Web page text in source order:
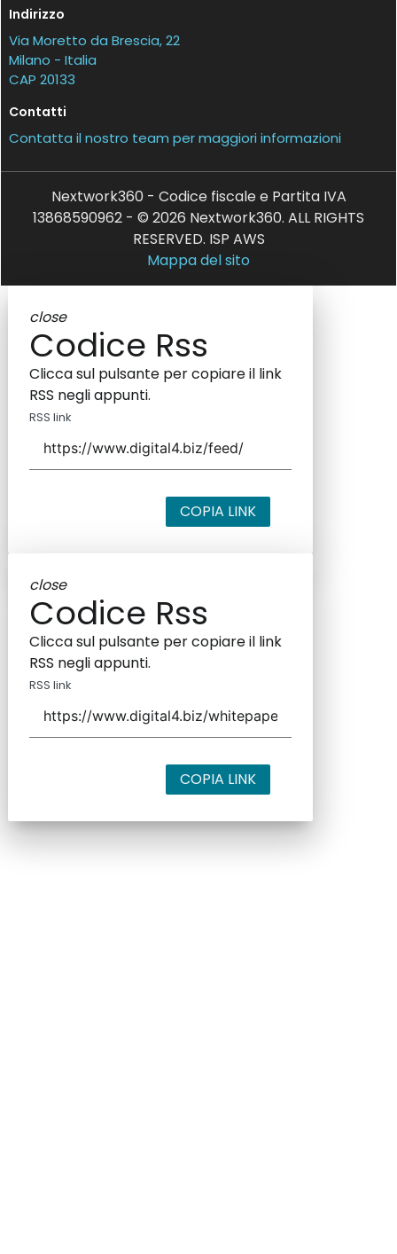
Indirizzo
Via Moretto da Brescia, 22
Milano - Italia
CAP 20133
Contatti
Contatta il nostro team per maggiori informazioni
Nextwork360 - Codice fiscale e Partita IVA
13868590962 - © 2026 Nextwork360. ALL RIGHTS
RESERVED. ISP AWS
Mappa del sito
close
Codice Rss
Clicca sul pulsante per copiare il link
RSS negli appunti.
RSS link
COPIA LINK
close
Codice Rss
Clicca sul pulsante per copiare il link
RSS negli appunti.
RSS link
COPIA LINK